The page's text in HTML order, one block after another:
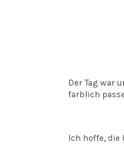
Der Tag war
farblich
Ich hoffe,